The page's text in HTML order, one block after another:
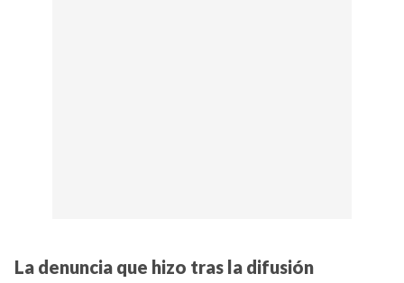
La denuncia que hizo tras la difusión